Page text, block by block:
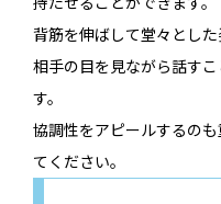
背筋を伸ばして堂々とした
相手の目を見ながら話す
す。
協調性をアピールするの
てください。